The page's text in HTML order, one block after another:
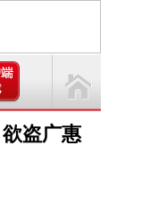
盗广惠